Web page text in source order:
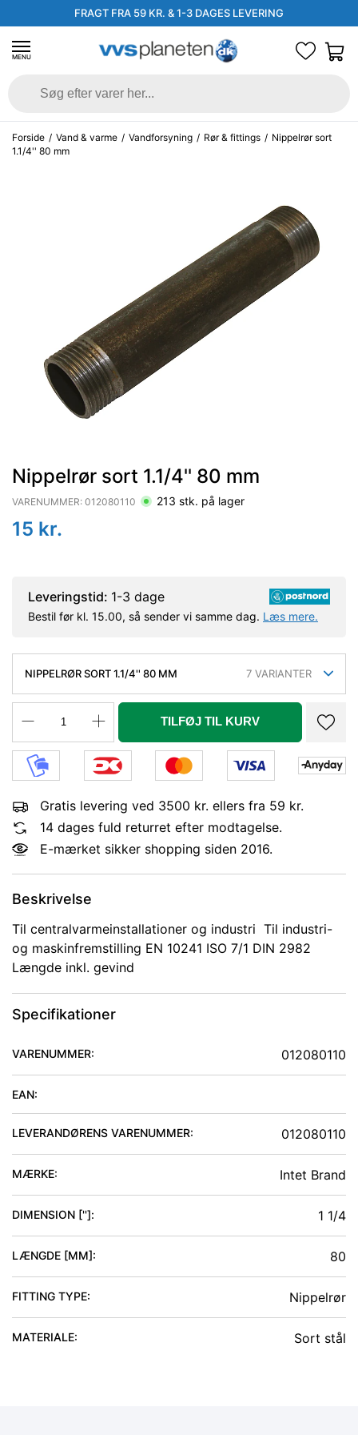
FRAGT FRA 59 KR. & 1-3 DAGES LEVERING
MENU
Forside / Vand & varme / Vandforsyning / Rør & fittings / Nippelrør sort
1.1/4'' 80 mm
Nippelrør sort 1.1/4'' 80 mm
VARENUMMER: 012080110 213 stk. på lager
15 kr.
Leveringstid: 1-3 dage
Bestil før kl. 15.00, så sender vi samme dag. Læs mere.
NIPPELRØR SORT 1.1/4'' 80 MM 7 VARIANTER
TILFØJ TIL KURV
Gratis levering ved 3500 kr. ellers fra 59 kr.
14 dages fuld returret efter modtagelse.
E-mærket sikker shopping siden 2016.
Beskrivelse
Til centralvarmeinstallationer og industri Til industri-
og maskinfremstilling EN 10241 ISO 7/1 DIN 2982
Længde inkl. gevind
Specifikationer
VARENUMMER: 012080110
EAN:
LEVERANDØRENS VARENUMMER: 012080110
MÆRKE: Intet Brand
DIMENSION ['']: 1 1/4
LÆNGDE [MM]: 80
FITTING TYPE: Nippelrør
MATERIALE: Sort stål